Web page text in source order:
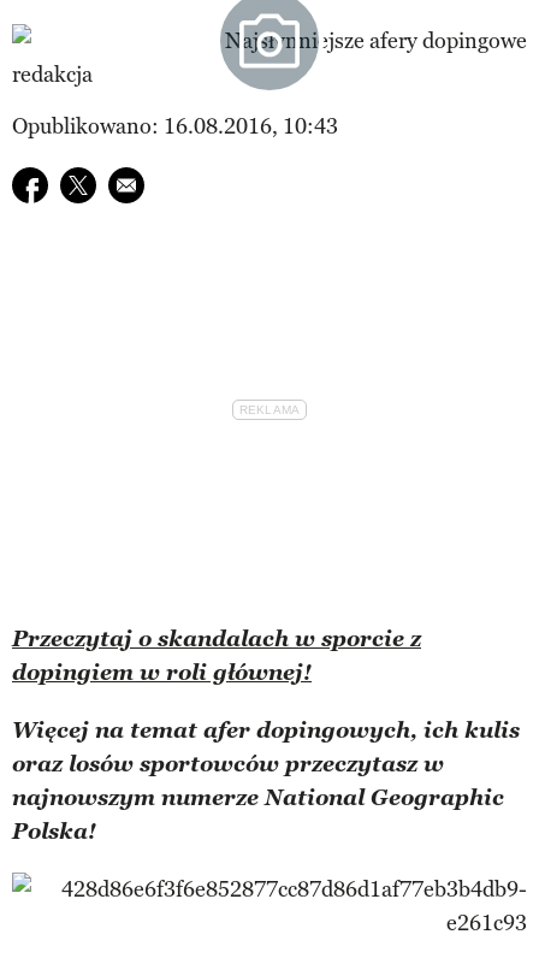
redakcja
Opublikowano: 16.08.2016, 10:43
Udostępnij na facebook
Udostępnij na twitter
E-mail do przyjaciela
Przeczytaj o skandalach w sporcie z
dopingiem w roli głównej!
Więcej na temat afer dopingowych, ich kulis
oraz losów sportowców przeczytasz w
najnowszym numerze National Geographic
Polska!